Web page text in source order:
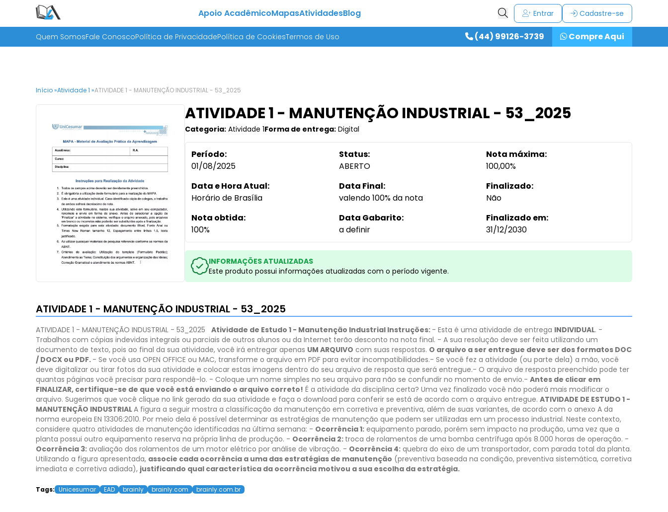
Apoio AcadêmicoMapasAtividadesBlog Entrar Cadastre-se
Quem SomosFale ConoscoPolítica de PrivacidadePolítica de CookiesTermos de Uso (44) 99126-3739 Compre Aqui
Início »Atividade 1 »ATIVIDADE 1 - MANUTENÇÃO INDUSTRIAL - 53_2025
ATIVIDADE 1 - MANUTENÇÃO INDUSTRIAL - 53_2025
Categoria: Atividade 1Forma de entrega: Digital
Período:
01/08/2025
Status:
ABERTO
Nota máxima:
100,00%
Data e Hora Atual:
Horário de Brasília
Data Final:
valendo 100% da nota
Finalizado:
Não
Nota obtida:
100%
Data Gabarito:
a definir
Finalizado em:
31/12/2030
INFORMAÇÕES ATUALIZADAS
Este produto possui informações atualizadas com o período vigente.
ATIVIDADE 1 - MANUTENÇÃO INDUSTRIAL - 53_2025
ATIVIDADE 1 - MANUTENÇÃO INDUSTRIAL - 53_2025 Atividade de Estudo 1 - Manutenção Industrial Instruções: - Esta é uma atividade de entrega INDIVIDUAL. -
Trabalhos com cópias indevidas integrais ou parciais de outros alunos ou da Internet terão desconto na nota final. - ​A sua resolução deve ser feita utilizando um
documento de texto, pois ao final da sua atividade, você irá entregar apenas UM ARQUIVO com suas respostas. O arquivo a ser entregue deve ser dos formatos DOC
/ DOCX ou PDF. ​- Se você usa OPEN OFFICE ou MAC, transforme o arquivo em PDF para evitar incompatibilidades.​- Se você fez a atividade (ou parte dela) a mão, você
deve digitalizar ou tirar fotos da sua atividade e colocar estas imagens dentro do seu arquivo de resposta que será entregue​.​- ​O arquivo de resposta preenchido pode ter
quantas páginas você precisar para respondê-lo. - Coloque um nome simples no seu arquivo para não se confundir no momento de envio.​- Antes de clicar em
FINALIZAR, certifique-se de que você está enviando o arquivo correto! É a atividade da disciplina certa? Uma vez finalizado você não poderá mais modificar o
arquivo. Sugerimos que você clique no link gerado da sua atividade e faça o download para conferir se está de acordo com o arquivo entregue. ATIVIDADE DE ESTUDO 1 -
MANUTENÇÃO INDUSTRIALA figura a seguir mostra a classificação da manutenção em corretiva e preventiva, além de suas variantes, de acordo com o anexo A da
norma europeia EN 13306:2010. Por meio dela é possível determinar as estratégias de manutenção que podem ser utilizadas em um processo industrial. Neste contexto,
considere quatro atividades de manutenção identificadas na última semana: - Ocorrência 1: equipamento parado, porém sem impacto na produção, uma vez que a
planta possui outro equipamento reserva na própria linha de produção. - Ocorrência 2: troca de rolamentos de uma bomba centrífuga após 8.000 horas de operação. -
Ocorrência 3: avaliação dos rolamentos de um motor elétrico por análise de vibração. - Ocorrência 4: quebra do eixo de um transportador, com parada total da planta.
Utilizando a figura apresentada, associe cada ocorrência a uma das estratégias de manutenção (preventiva baseada na condição, preventiva sistemática, corretiva
imediata e corretiva adiada), justificando qual característica da ocorrência motivou a sua escolha da estratégia.
Tags: Unicesumar EAD brainly brainly.com brainly.com.br